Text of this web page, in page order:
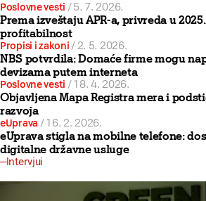
Poslovne vesti /5. 7. 2026.
Prema izveštaju APR-a, privreda u
profitabilnost
Propisi i zakoni /2. 5. 2026.
NBS potvrdila: Domaće firme mogu
devizama putem interneta
Poslovne vesti /18. 4. 2026.
Objavljena Mapa Registra mera i
razvoja
eUprava /16. 2. 2026.
eUprava stigla na mobilne telefone:
digitalne državne usluge
Intervjui